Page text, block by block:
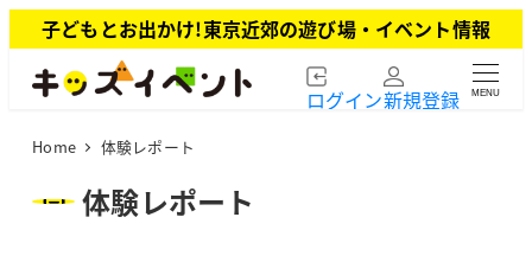
イ
子どもとお出かけ!東京近郊の遊び場・イベント情報
ログイン新規登録 MENU
Home 体験レポート
体験レポート